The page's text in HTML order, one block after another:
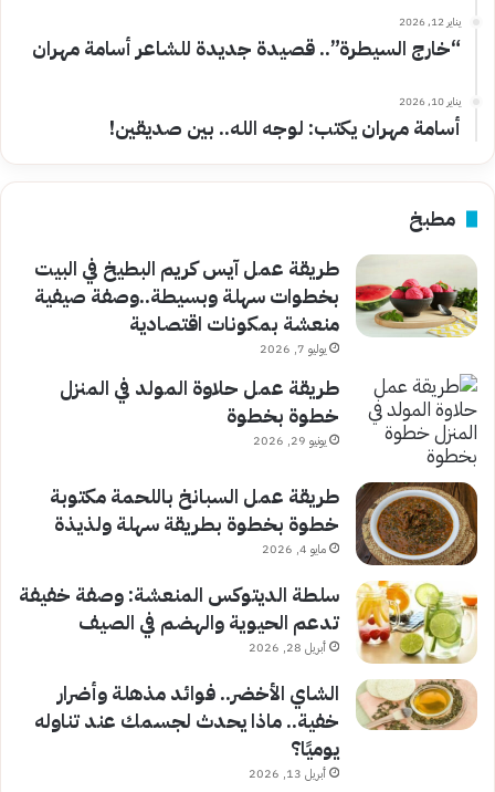
يناير 12, 2026
“خارج السيطرة”.. قصيدة جديدة للشاعر أسامة مهران
يناير 10, 2026
أسامة مهران يكتب: لوجه الله.. بين صديقين!
مطبخ
طريقة عمل آيس كريم البطيخ في البيت
بخطوات سهلة وبسيطة..وصفة صيفية
منعشة بمكونات اقتصادية
يوليو 7, 2026
طريقة عمل حلاوة المولد في المنزل
خطوة بخطوة
يونيو 29, 2026
طريقة عمل السبانخ باللحمة مكتوبة
خطوة بخطوة بطريقة سهلة ولذيذة
مايو 4, 2026
سلطة الديتوكس المنعشة: وصفة خفيفة
تدعم الحيوية والهضم في الصيف
أبريل 28, 2026
الشاي الأخضر.. فوائد مذهلة وأضرار
خفية.. ماذا يحدث لجسمك عند تناوله
يوميًا؟
أبريل 13, 2026